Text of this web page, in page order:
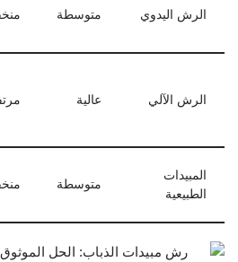
الرش اليدوي متوسطة
الرش الآلي عالية
المبيدات
الطبيعية
متوسطة